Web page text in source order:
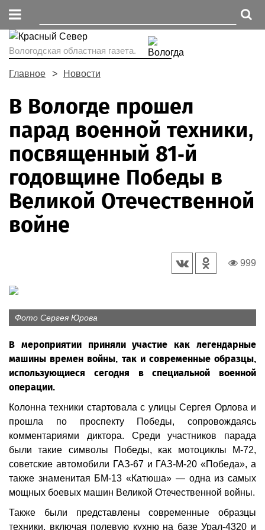
Вологодская областная газета.
Главное Новости
В Вологде прошел
парад военной техники,
посвященный 81-й
годовщине Победы в
Великой Отечественной
войне
999
Фото Сергея Юрова
В мероприятии приняли участие как легендарные
машины времен войны, так и современные образцы,
использующиеся сегодня в специальной военной
операции.
Колонна техники стартовала с улицы Сергея Орлова и
прошла по проспекту Победы, сопровождаясь
комментариями диктора. Среди участников парада
были такие символы Победы, как мотоциклы М-72,
советские автомобили ГАЗ-67 и ГАЗ-М-20 «Победа», а
также знаменитая БМ-13 «Катюша» — одна из самых
мощных боевых машин Великой Отечественной войны.
Также были представлены современные образцы
техники, включая полевую кухню на базе Урал-4320 и